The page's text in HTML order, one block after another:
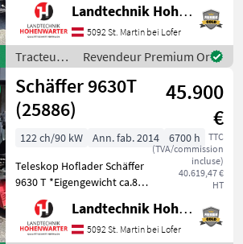
DWS *EHR *Klimaanlage
*Hydr.Anhängerbremse
*Rundumleuchte
*Zusatzscheinwerfer
*Einhebelsteuergerät
*Faster Multi
Landtechnik Hohenwarter GmbH
5092 St. Martin bei Lofer
Tracteurs
/ Lindner
Revendeur Premium Or
Schäffer 9630T
(25886)
45.900
€
TTC
(TVA/commission
incluse)
40.619,47 €
HT
122 ch/90 kW Ann. fab. 2014
6700 h
Teleskop Hoflader Schäffer
9630 T *Eigengewicht ca.8 t
*Bereifung 400/55-22, 5
*Kipplast 4200 kg
*Radstand 2.52 m
Landtechnik Hohenwarter GmbH
5092 St. Martin bei Lofer